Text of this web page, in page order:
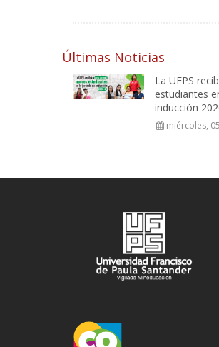
Últimas Noticias
La UFPS
estudiantes
inducción
miércoles,